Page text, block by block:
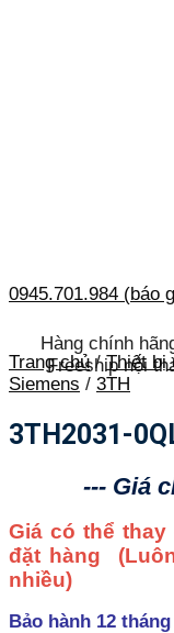
0945.701.984 (báo
Hàng chính
Freeship nội
Trang chủ / Thiết bị
Siemens / 3TH
3TH2031-
--- Giá
Giá có thể
đặt hàng
nhiều)
Bảo hành 12